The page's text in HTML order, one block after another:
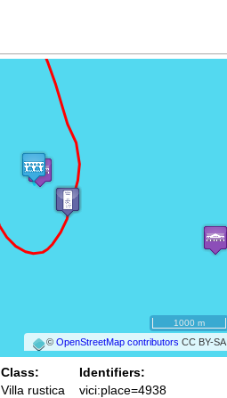
©OpenStreetMap contributors CC BY-SA
1000 m
Class:
Villa rustica
Identifiers:
vici:place=4938